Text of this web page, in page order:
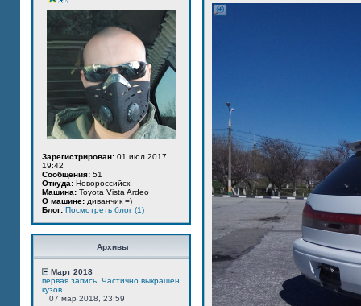
Зарегистрирован: 01 июл 2017,
19:42
Сообщения: 51
Откуда: Новороссийск
Машина: Toyota Vista Ardeo
О машине: диванчик =)
Блог: Посмотреть блог (1)
Архивы
Март 2018
первая запись. Частично выкрашен
кузов
07 мар 2018, 23:59